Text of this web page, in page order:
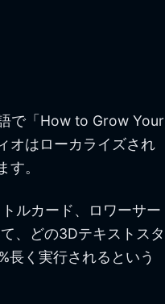
で「How to Grow Your
オはローカライズされ
。
ルカード、ロワーサー
、どの3Dテキストスタ
長く実行されるという